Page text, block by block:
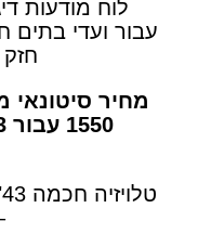
לוח מודעות
עבור ועדי בתים
מחיר סיטונאי
1550 עבור 43" או 1280 עבור 32"
–